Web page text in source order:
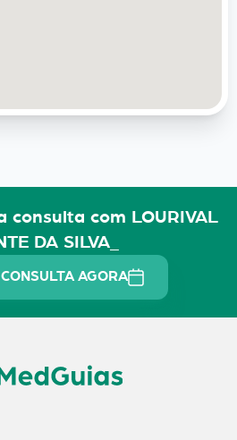
consulta com LOURIVAL
DA SILVA_
AGORA